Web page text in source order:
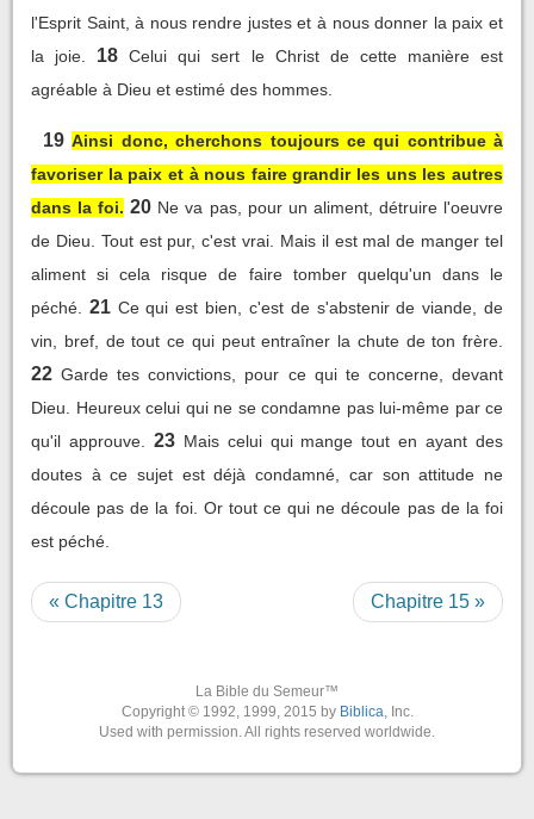
l'Esprit Saint, à nous rendre justes et à nous donner la paix et
la joie.
18 Celui qui sert le Christ de cette manière est
agréable à Dieu et estimé des hommes.
19 Ainsi donc, cherchons toujours ce qui contribue à
favoriser la paix et à nous faire grandir les uns les autres
dans la foi. 20 Ne va pas, pour un aliment, détruire l'oeuvre
de Dieu. Tout est pur, c'est vrai. Mais il est mal de manger tel
aliment si cela risque de faire tomber quelqu'un dans le
péché.
21 Ce qui est bien, c'est de s'abstenir de viande, de
vin, bref, de tout ce qui peut entraîner la chute de ton frère.
22 Garde tes convictions, pour ce qui te concerne, devant
Dieu. Heureux celui qui ne se condamne pas lui-même par ce
qu'il approuve.
23 Mais celui qui mange tout en ayant des
doutes à ce sujet est déjà condamné, car son attitude ne
découle pas de la foi. Or tout ce qui ne découle pas de la foi
est péché.
« Chapitre 13 Chapitre 15 »
La Bible du Semeur™
Copyright © 1992, 1999, 2015 by Biblica, Inc.
Used with permission. All rights reserved worldwide.